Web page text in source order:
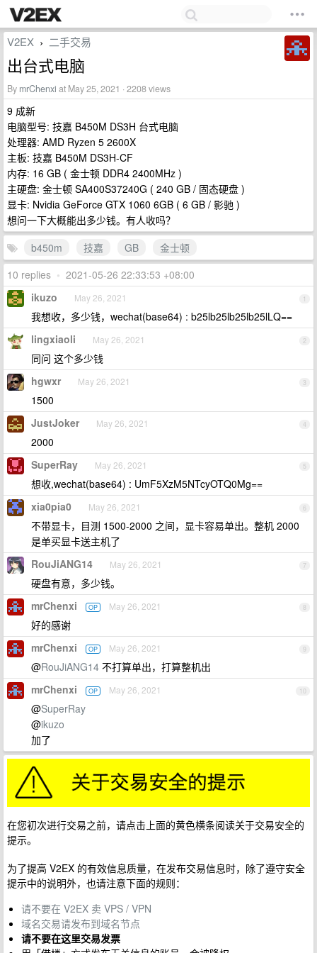
V2EX › 二手交易
出台式电脑
By mrChenxi at May 25, 2021 · 2208 views
9 成新
电脑型号: 技嘉 B450M DS3H 台式电脑
处理器: AMD Ryzen 5 2600X
主板: 技嘉 B450M DS3H-CF
内存: 16 GB ( 金士顿 DDR4 2400MHz )
主硬盘: 金士顿 SA400S37240G ( 240 GB / 固态硬盘 )
显卡: Nvidia GeForce GTX 1060 6GB ( 6 GB / 影驰 )
想问一下大概能出多少钱。有人收吗？
b450m
技嘉 GB
金士顿
10 replies • 2021-05-26 22:33:53 +08:00
1
ikuzo May 26, 2021
我想收，多少钱，wechat(base64) : b25lb25lb25lb25lLQ==
2
lingxiaoli May 26, 2021
同问 这个多少钱
3
hgwxr May 26, 2021
1500
4
JustJoker May 26, 2021
2000
5
SuperRay May 26, 2021
想收,wechat(base64) : UmF5XzM5NTcyOTQ0Mg==
6
xia0pia0 May 26, 2021
不带显卡，目测 1500-2000 之间，显卡容易单出。整机 2000
是单买显卡送主机了
7
RouJiANG14 May 26, 2021
硬盘有意，多少钱。
8
mrChenxi OP May 26, 2021
好的感谢
9
mrChenxi OP May 26, 2021
@RouJiANG14 不打算单出，打算整机出
10
mrChenxi OP May 26, 2021
@SuperRay
@ikuzo
加了
在您初次进行交易之前，请点击上面的黄色横条阅读关于交易安全的
提示。
为了提高 V2EX 的有效信息质量，在发布交易信息时，除了遵守安全
提示中的说明外，也请注意下面的规则：
请不要在 V2EX 卖 VPS / VPN
域名交易请发布到域名节点
请不要在这里交易发票